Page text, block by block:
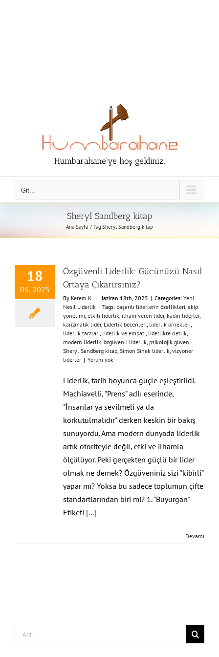
Humbarahane'ye hoş geldiniz.
Git...
Sheryl Sandberg kitap
Ana Sayfa Tag:Sheryl Sandberg kitap
18
06, 2025
Özgüvenli Liderlik: Gücünüzü Nasıl
Ortaya Çıkarırsınız?
By Kerem K. | Haziran 18th, 2025 | Categories: Yeni
Nesil Liderlik | Tags: başarılı liderlerin özellikleri, ekip
yönetimi, etkili liderlik, ilham veren lider, kadın liderler,
karizmatik lider, Liderlik becerileri, liderlik örnekleri,
liderlik tarzları, liderlik ve empati, liderlikte netlik,
modern liderlik, özgüvenli liderlik, psikolojik güven,
Sheryl Sandberg kitap, Simon Sinek liderlik, vizyoner
liderler | Yorum yok
Liderlik, tarih boyunca güçle eşleştirildi.
Machiavelli, "Prens" adlı eserinde,
"İnsanlar ya sevilmeli ya da
korkutulmalıdır" derken keskin bir bakış
sunuyordu. Ama modern dünyada liderlik
artık otoriteyle değil, etki ve ilhamla
ölçülüyor. Peki gerçekten güçlü bir lider
olmak ne demek? Özgüveniniz sizi "kibirli"
yapar mı? Yoksa bu sadece toplumun çifte
standartlarından biri mi? 1. "Buyurgan"
Etiketi [...]
Devamı
Search
for: